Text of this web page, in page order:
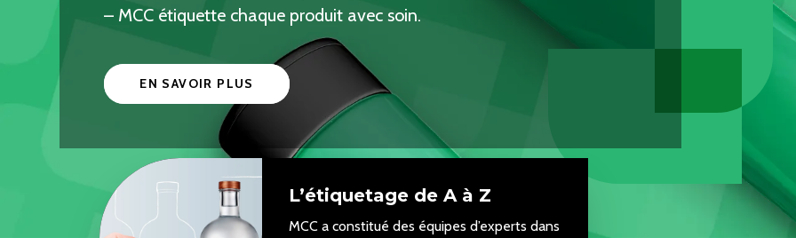
L’étiquetage de A à Z
MCC a constitué des équipes d’experts dans
– MCC étiquette chaque produit avec soin.
EN SAVOIR PLUS